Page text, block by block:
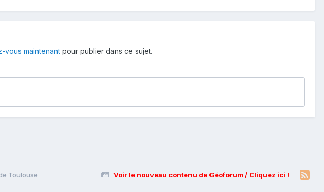
vous maintenant pour publier dans ce sujet.
Voir le nouveau contenu de Géoforum / Cliquez ici !
Toulouse